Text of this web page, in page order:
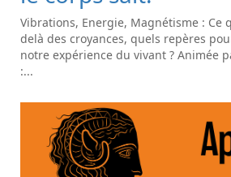
Vibrations, Energie, Magnétisme : Ce
delà des croyances, quels repères
notre expérience du vivant ? Animée
:...